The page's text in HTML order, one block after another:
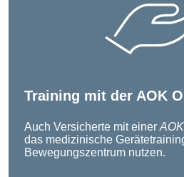
Training mit der AOK
Auch Versicherte mit einer
das medizinische
Bewegungszentrum nutzen.